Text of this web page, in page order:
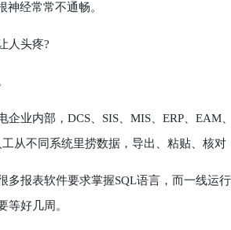
神经常常不通畅。
头疼?
内部，DCS、SIS、MIS、ERP、EAM
从不同系统里捞数据，导出、粘贴、核
报表软件要求掌握SQL语言，而一线运
等好几周。